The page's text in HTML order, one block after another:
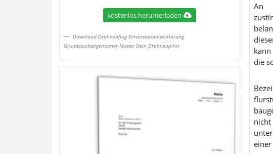
kostenlos herunterladen
Downlaod Drohnenflug Einverstandniserklarung
Grundstuckseigentumer Muster Dein Drohnenpilot
An
dieser
die
nicht der